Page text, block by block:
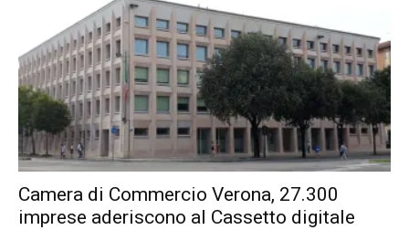
Camera di Commercio Verona, 27.300
imprese aderiscono al Cassetto digitale